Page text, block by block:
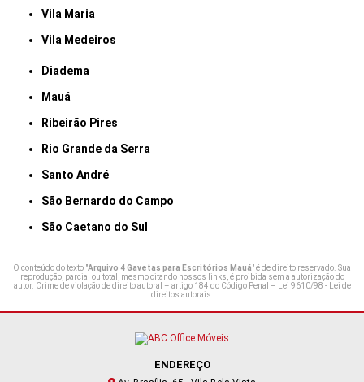
Vila Maria
Vila Medeiros
Diadema
Mauá
Ribeirão Pires
Rio Grande da Serra
Santo André
São Bernardo do Campo
São Caetano do Sul
O conteúdo do texto "Arquivo 4 Gavetas para Escritórios Mauá" é de direito reservado. Sua
reprodução, parcial ou total, mesmo citando nossos links, é proibida sem a autorização do
autor. Crime de violação de direito autoral – artigo 184 do Código Penal – Lei 9610/98 - Lei de
direitos autorais.
ENDEREÇO